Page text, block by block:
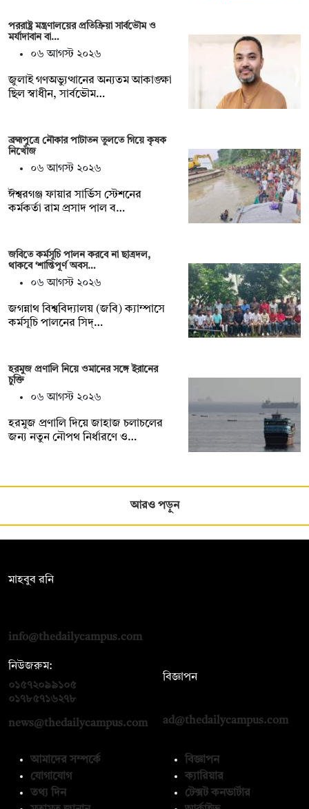
পররাষ্ট্র মন্ত্রণালয়ের প্রতিক্রিয়া সার্বভৌম ও
মর্যাদাবান বা…
০৬ আগস্ট ২০২৬
জুলাই গণঅভ্যুত্থানের অন্যতম আকাঙ্ক্ষা
ছিল স্বাধীন, সার্বভৌম…
ব্রহ্মপুত্রে নৌকার পাটাতন তুলতে গিয়ে কৃষক
নিখোঁজ
০৬ আগস্ট ২০২৬
ঈশ্বরগঞ্জ ফায়ার সার্ভিস স্টেশনের
কর্মকর্তা রাম প্রসাদ পাল ব…
জবিতে কর্মসূচি পালন করবে না ছাত্রদল,
থাকবে ‘শান্তিপূর্ণ অবস…
০৬ আগস্ট ২০২৬
জগন্নাথ বিশ্ববিদ্যালয় (জবি) ক্যাম্পাসে
কর্মসূচি পালনের সিদ্…
হরমুজ প্রণালি নিয়ে ওমানের সঙ্গে ইরানের
চুক্তি
০৬ আগস্ট ২০২৬
হরমুজ প্রণালি দিয়ে জাহাজ চলাচলের
জন্য নতুন নৌপথ নির্ধারণে ও…
আরও পড়ুন
মাহবুব রনি
info@thedailycampus.com
নিউজরুম:
০১৫৭২০৯৯১০৫
০১৭৮৫৭১৬২৭৮
news@thedailycampus.com
বিজ্ঞাপন
ad@thedailycampus.com
আমাদের সম্পর্কে
যোগাযোগ
তথ্য দিন
বিজ্ঞাপন
ক্যারিয়ার
টেক্সট কনভার্টার